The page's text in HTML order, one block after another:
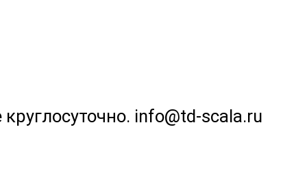
info@td-scala.ru